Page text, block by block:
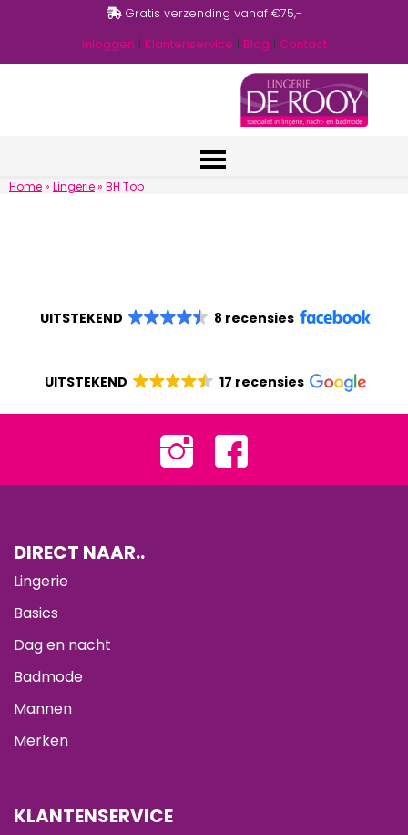
Gratis verzending vanaf €75,-
Inloggen | Klantenservice | Blog | Contact
Home» Lingerie» BH Top
UITSTEKEND 8 recensies
UITSTEKEND 17 recensies
DIRECT NAAR..
Lingerie
Basics
Dag en nacht
Badmode
Mannen
Merken
KLANTENSERVICE